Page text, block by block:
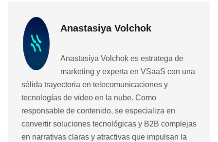
Anastasiya Volchok
Anastasiya Volchok es estratega de
marketing y experta en VSaaS con una
sólida trayectoria en telecomunicaciones y
tecnologías de video en la nube. Como
responsable de contenido, se especializa en
convertir soluciones tecnológicas y B2B complejas
en narrativas claras y atractivas que impulsan la